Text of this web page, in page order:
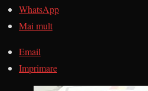
WhatsApp
Mai mult
Email
Imprimare